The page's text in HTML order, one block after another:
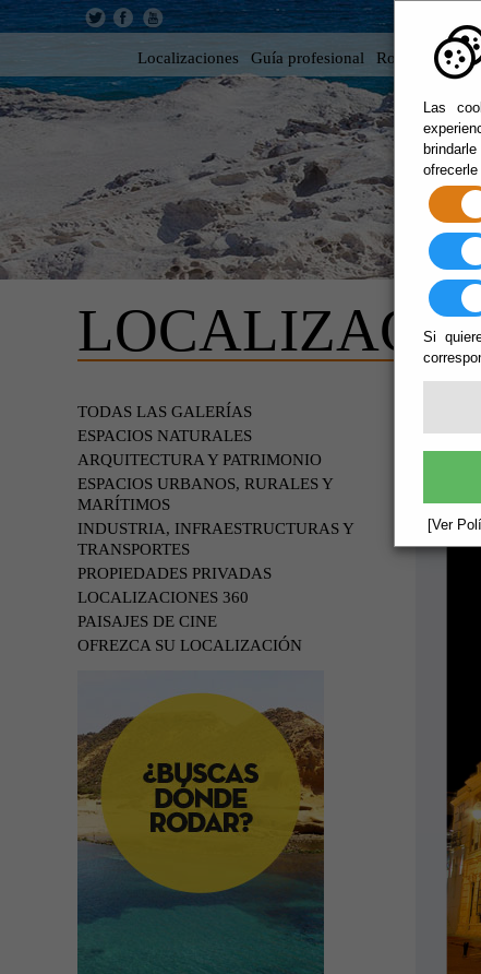
Las
Si
[Ver
Localizaciones Guía profesional Rodar en
TODAS LAS GALERÍAS
ESPACIOS NATURALES
ARQUITECTURA Y PATRIMONIO
ESPACIOS URBANOS, RURALES Y
MARÍTIMOS
INDUSTRIA, INFRAESTRUCTURAS Y
TRANSPORTES
PROPIEDADES PRIVADAS
LOCALIZACIONES 360
PAISAJES DE CINE
OFREZCA SU LOCALIZACIÓN